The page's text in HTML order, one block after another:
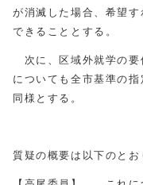
が消滅した場合、希望
できることとする。
次に、区域外就学の要
についても全市基準の
同様とする。
質疑の概要は以下のとお